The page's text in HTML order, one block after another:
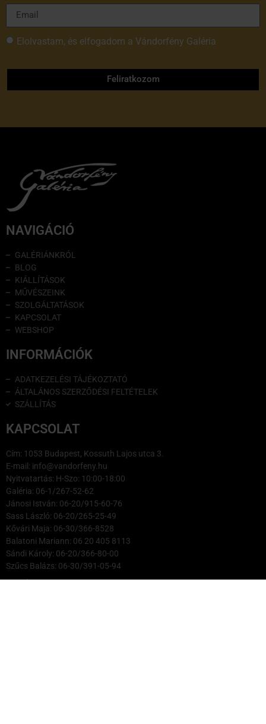
Elolvastam, és elfogadom a Vándorfény Galéria
Feliratkozom
NAVIGÁCIÓ
GALÉRIÁNKRÓL
BLOG
KIÁLLÍTÁSOK
MŰVÉSZEINK
SZOLGÁLTATÁSOK
KAPCSOLAT
WEBSHOP
INFORMÁCIÓK
ADATKEZELÉSI TÁJÉKOZTATÓ
ÁLTALÁNOS SZERZŐDÉSI FELTÉTELEK
SZÁLLÍTÁS
KAPCSOLAT
Cím: 1053 Budapest, Kossuth Lajos utca 3.
E-mail: info@vandorfeny.hu
Nyitvatartás: H-Szo: 10:00-18:00
Galéria: 06-1/267-52-62
Jánosi István: 06-20/915-60-76
Sass László: 06-20/265-25-49
Kővári Maja: 06-30/366-8528
Balatoni Mariann: 06 20 405 8113
Sándi Károly: 06-20/366-80-00
Szűcs Balázs: 06-30/391-05-94